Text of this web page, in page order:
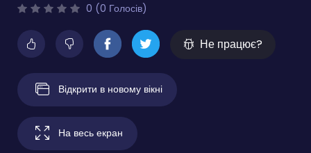
0 (0 Голосів)
Не працює?
Відкрити в новому вікні
На весь екран